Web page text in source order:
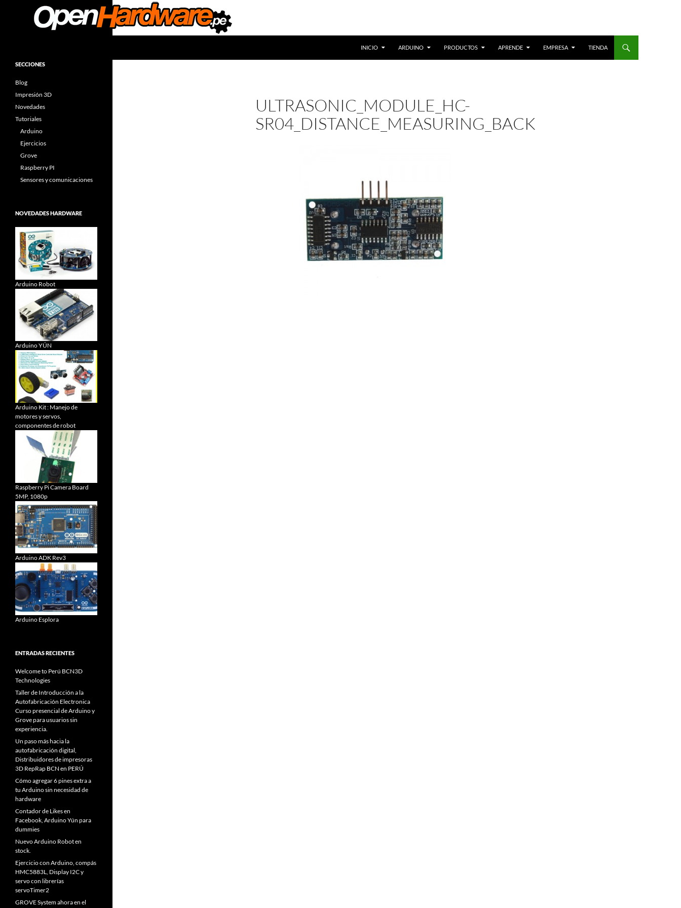
INICIO ARDUINO PRODUCTOS APRENDE EMPRESA TIENDA
ULTRASONIC_MODULE_HC-
SR04_DISTANCE_MEASURING_BACK
Arduino & Open Hardware
SECCIONES
Blog
Impresión 3D
Novedades
Tutoriales
Arduino
Ejercicios
Grove
Raspberry PI
Sensores y comunicaciones
NOVEDADES HARDWARE
Arduino Robot
Arduino YÚN
Arduino Kit : Manejo de
motores y servos,
componentes de robot
Raspberry Pi Camera Board
5MP, 1080p
Arduino ADK Rev3
Arduino Esplora
ENTRADAS RECIENTES
Welcome to Perú BCN3D
Technologies
Taller de Introducción a la
Autofabricación Electronica
Curso presencial de Arduino y
Grove para usuarios sin
experiencia.
Un paso más hacia la
autofabricación digital,
Distribuidores de impresoras
3D RepRap BCN en PERÚ
Cómo agregar 6 pines extra a
tu Arduino sin necesidad de
hardware
Contador de Likes en
Facebook, Arduino Yún para
dummies
Nuevo Arduino Robot en
stock.
Ejercicio con Arduino, compás
HMC5883L, Display I2C y
servo con librerías
servoTimer2
GROVE System ahora en el